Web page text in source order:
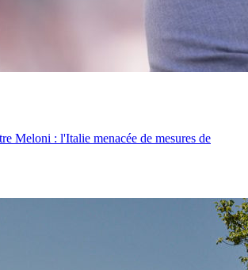
Meloni : l'Italie menacée de mesures de